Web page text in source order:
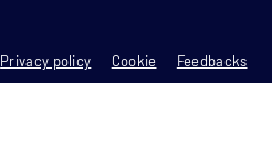
Privacy policy Cookie Feedbacks